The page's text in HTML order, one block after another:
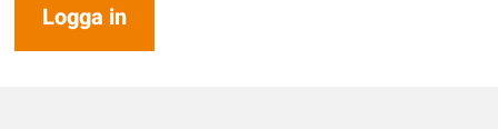
Logga in